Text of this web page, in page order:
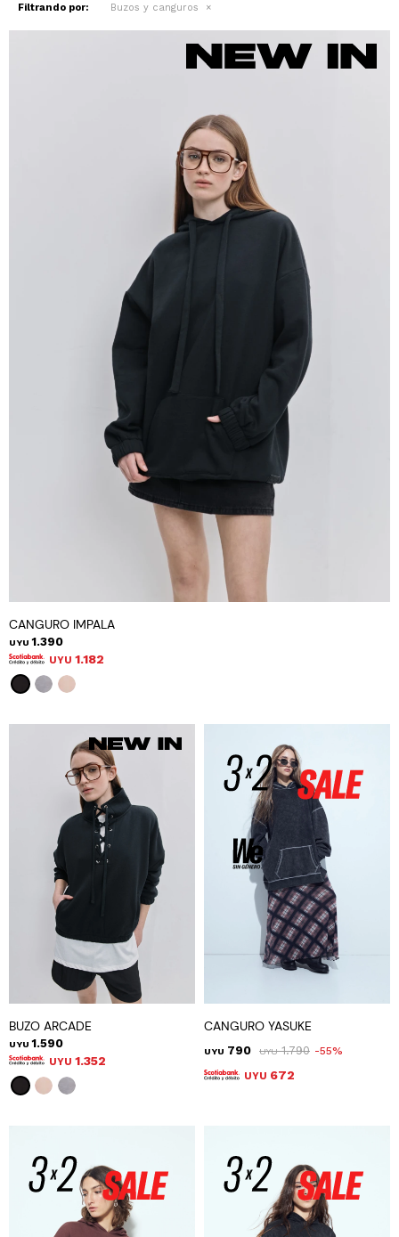
Filtrando por: Buzos y canguros
CANGURO IMPALA
UYU 1.390
UYU 1.182
BUZO ARCADE
UYU 1.590
UYU 1.352
CANGURO YASUKE
UYU 790 UYU 1.790 55
UYU 672